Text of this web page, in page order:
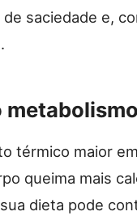
saciedade e,
metabolismo
térmico maior
queima mais
dieta pode